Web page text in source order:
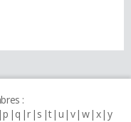
:
p q r s t u v w x y